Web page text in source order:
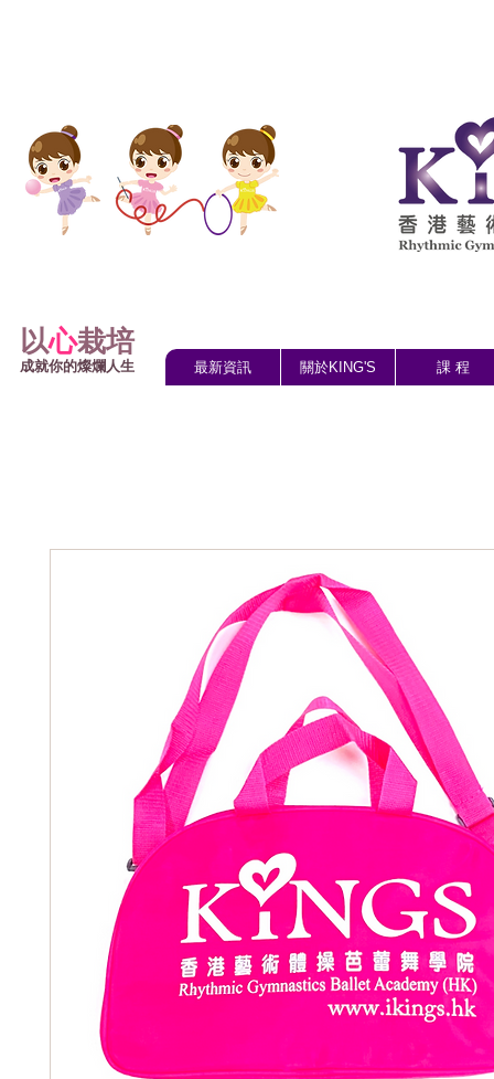
以心栽培
成就你的燦爛人生 最新資訊 關於KING'S 課 程